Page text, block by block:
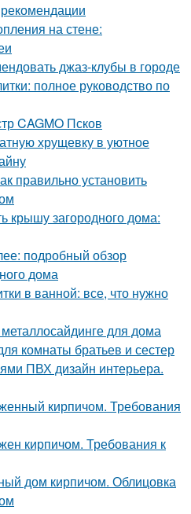
на стене:
джаз-клубы в городе
полное руководство по
CAGMO Псков
хрущевку в уютное
правильно установить
крышу загородного дома:
подробный обзор
дома
в ванной: все, что нужно
для дома
комнаты братьев и сестер
ПВХ дизайн интерьера.
кирпичом. Требования
кирпичом. Требования к
дом кирпичом. Облицовка